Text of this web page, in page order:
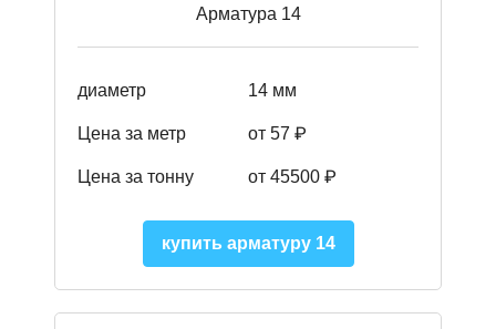
Арматура 14
диаметр 14 мм
Цена за метр от 57 ₽
Цена за тонну от 45500 ₽
купить арматуру 14